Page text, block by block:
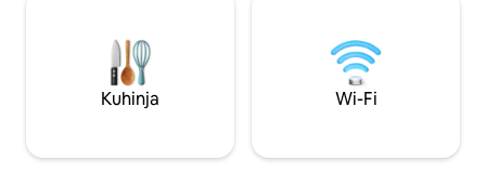
Kuhinja Wi-Fi